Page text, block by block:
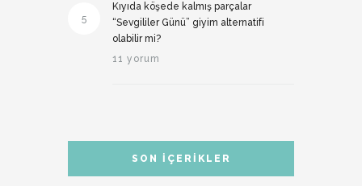
5
Kıyıda köşede kalmış parçalar
“Sevgililer Günü” giyim alternatifi
olabilir mi?
11 yorum
SON İÇERIKLER